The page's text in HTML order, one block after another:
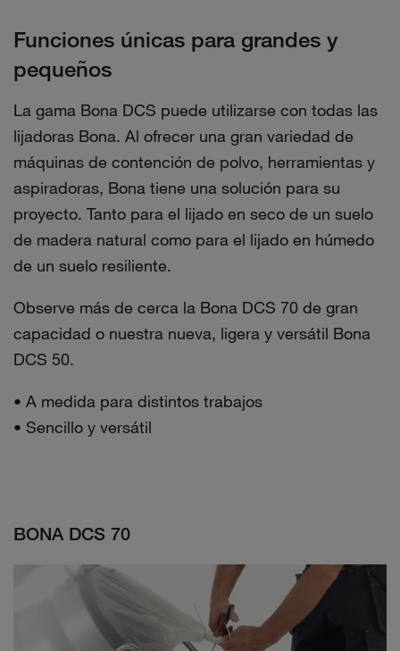
Funciones únicas para grandes y
pequeños
La gama Bona DCS puede utilizarse con todas las
lijadoras Bona. Al ofrecer una gran variedad de
máquinas de contención de polvo, herramientas y
aspiradoras, Bona tiene una solución para su
proyecto. Tanto para el lijado en seco de un suelo
de madera natural como para el lijado en húmedo
de un suelo resiliente.
Observe más de cerca la Bona DCS 70 de gran
capacidad o nuestra nueva, ligera y versátil Bona
DCS 50.
• A medida para distintos trabajos
• Sencillo y versátil
BONA DCS 70